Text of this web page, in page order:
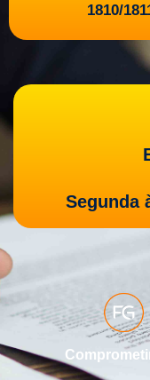
1810/
Segunda